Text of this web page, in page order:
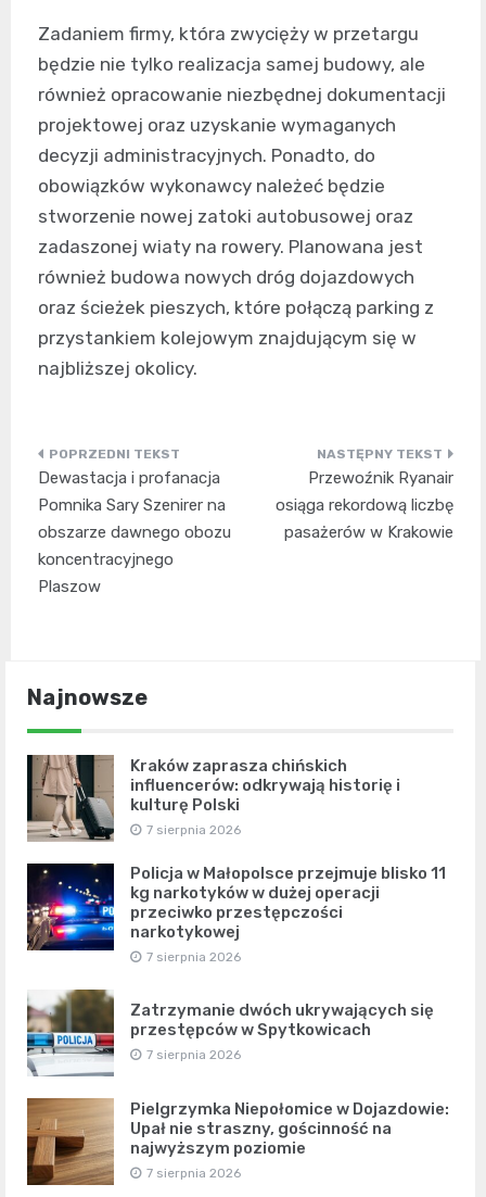
Zadaniem firmy, która zwycięży w przetargu
będzie nie tylko realizacja samej budowy, ale
również opracowanie niezbędnej dokumentacji
projektowej oraz uzyskanie wymaganych
decyzji administracyjnych. Ponadto, do
obowiązków wykonawcy należeć będzie
stworzenie nowej zatoki autobusowej oraz
zadaszonej wiaty na rowery. Planowana jest
również budowa nowych dróg dojazdowych
oraz ścieżek pieszych, które połączą parking z
przystankiem kolejowym znajdującym się w
najbliższej okolicy.
Nawigacja
wpisu
Dewastacja i profanacja
Pomnika Sary Szenirer na
obszarze dawnego obozu
koncentracyjnego
Plaszow
Przewoźnik Ryanair
osiąga rekordową liczbę
pasażerów w Krakowie
Najnowsze
Kraków zaprasza chińskich
influencerów: odkrywają historię i
kulturę Polski
7 sierpnia 2026
Policja w Małopolsce przejmuje blisko 11
kg narkotyków w dużej operacji
przeciwko przestępczości
narkotykowej
7 sierpnia 2026
Zatrzymanie dwóch ukrywających się
przestępców w Spytkowicach
7 sierpnia 2026
Pielgrzymka Niepołomice w Dojazdowie:
Upał nie straszny, gościnność na
najwyższym poziomie
7 sierpnia 2026